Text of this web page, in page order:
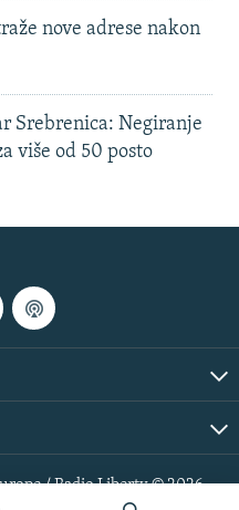
nove adrese nakon
Srebrenica: Negiranje
više od 50 posto
/ Radio Liberty © 2026